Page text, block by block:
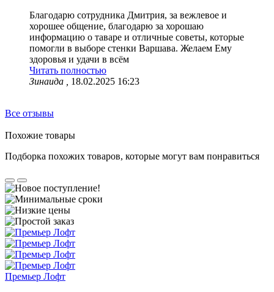
Благодарю сотрудника Дмитрия, за вежлевое и
хорошее общение, благодарю за хорошаю
информацию о таваре и отличные советы, которые
помогли в выборе стенки Варшава. Желаем Ему
здоровья и удачи в всём
Читать полностью
Зинаида ,
18.02.2025 16:23
Все отзывы
Похожие товары
Подборка похожих товаров, которые могут вам понравиться
Премьер Лофт